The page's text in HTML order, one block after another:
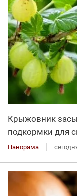
Крыжовник
подкормки для
Панорама